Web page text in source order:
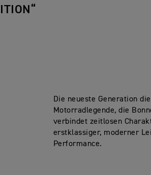
Die neueste Generation
Motorradlegende, die
verbindet zeitlosen
erstklassiger, moderner
Performance.